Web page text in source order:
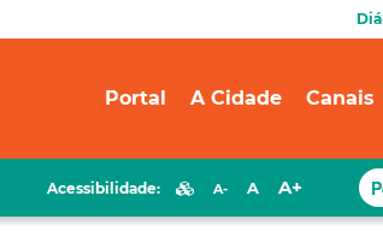
Portal A Cidade Canais
Acessibilidade: A- A A+